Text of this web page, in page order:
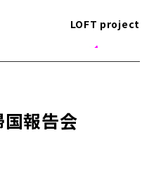
LOFT project
国報告会